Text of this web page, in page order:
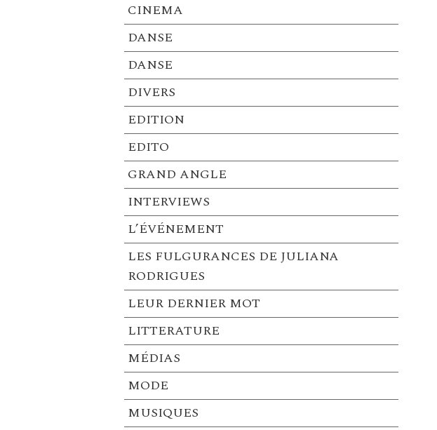
CINEMA
DANSE
DANSE
DIVERS
EDITION
EDITO
GRAND ANGLE
INTERVIEWS
L’ÉVÉNEMENT
LES FULGURANCES DE JULIANA
RODRIGUES
LEUR DERNIER MOT
LITTERATURE
MÉDIAS
MODE
MUSIQUES